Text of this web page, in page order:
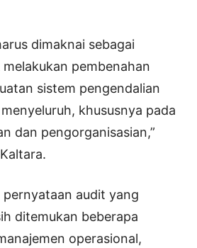
dimaknai sebagai
pembenahan
sistem pengendalian
khususnya pada
dan pengorganisasian,”
pernyataan audit yang
ditemukan beberapa
operasional,